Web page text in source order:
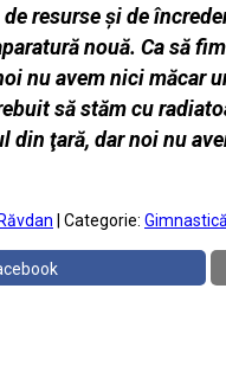
resurse şi de
nouă. Ca să
nu avem nici măcar
să stăm cu
din ţară, dar noi nu
| Categorie: